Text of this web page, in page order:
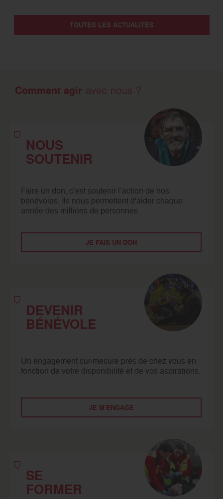
TOUTES LES ACTUALITÉS
Comment agir avec nous ?
NOUS
SOUTENIR
Faire un don, c’est soutenir l’action de nos
bénévoles. Ils nous permettent d'aider chaque
année des millions de personnes.
JE FAIS UN DON
DEVENIR
BÉNÉVOLE
Un engagement sur-mesure près de chez vous en
fonction de votre disponibilité et de vos aspirations.
JE M'ENGAGE
SE
FORMER